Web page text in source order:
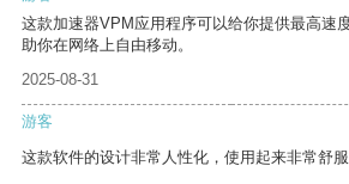
这款加速器VPM应用程序可以给你提供最高速
助你在网络上自由移动。
2025-08-31
游客
这款软件的设计非常人性化，使用起来非常舒服